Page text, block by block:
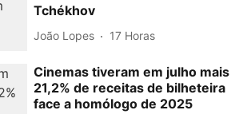
Tchékhov
João Lopes 17 Horas
Cinemas tiveram em julho mais
21,2% de receitas de bilheteira
face a homólogo de 2025